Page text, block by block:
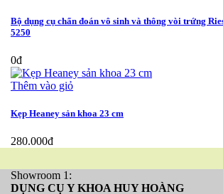
Bộ dụng cụ chẩn đoán vô sinh và thông vòi trứng
5250
0đ
Thêm vào giỏ
Kẹp Heaney sản khoa 23 cm
280.000đ
Showroom 1:
DỤNG CỤ Y KHOA HUY HOÀNG